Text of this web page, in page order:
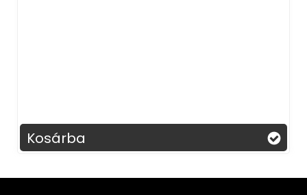
Kosárba